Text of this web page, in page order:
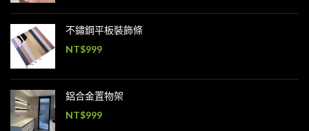
不鏽鋼平板裝飾條
NT$999
鋁合金置物架
NT$999